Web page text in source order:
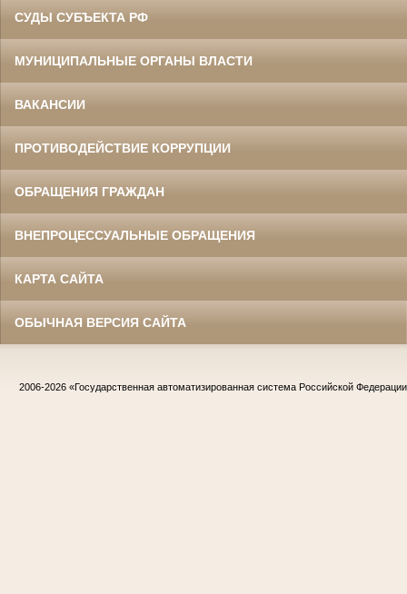
СУДЫ СУБЪЕКТА РФ
МУНИЦИПАЛЬНЫЕ ОРГАНЫ ВЛАСТИ
ВАКАНСИИ
ПРОТИВОДЕЙСТВИЕ КОРРУПЦИИ
ОБРАЩЕНИЯ ГРАЖДАН
ВНЕПРОЦЕССУАЛЬНЫЕ ОБРАЩЕНИЯ
КАРТА САЙТА
ОБЫЧНАЯ ВЕРСИЯ САЙТА
2006-2026 «Государственная автоматизированная система Российской